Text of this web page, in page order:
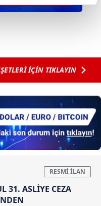
noktasında tek gelir
için İnternet
ait çerezler
çeşitli kişisel
olan çerezler bilgi
daha işlevsel
sizlere yönelik
amaçlarıyla
kullanılacaktır.
İÇİN TIKLAYIN
31. ASLİYE CEZA